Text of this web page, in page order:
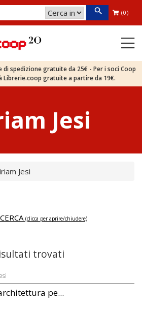
(0)
di spedizione gratuite da 25€ - Per i soci Coop
Librerie.coop gratuite a partire da 19€.
Jesi
Jesi
(clicca per aprire/chiudere)
trovati
pe...